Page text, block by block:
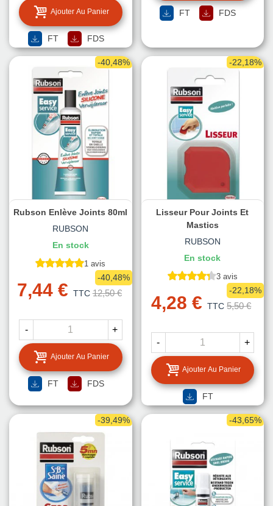
Ajouter Au Panier
FT FDS
FT FDS
-40,48%
Rubson Enlève Joints 80ml
RUBSON
En stock
1 avis
7,44 € TTC 12,50 €
-40,48%
- +
Ajouter Au Panier
FT FDS
-22,18%
Lisseur Pour Joints Et
Mastics
RUBSON
En stock
3 avis
4,28 € TTC 5,50 €
-22,18%
- +
Ajouter Au Panier
FT
-39,49% -43,65%